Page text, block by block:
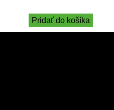
Pridať do košíka